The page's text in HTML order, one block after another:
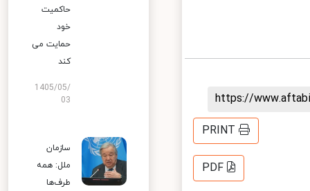
https://
PRINT
PDF
حاکمیت
خود
حمایت می
کند
1405/05/
03
سازمان
ملل: همه
طرف‌ها